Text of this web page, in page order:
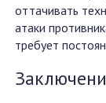
оттачивать
атаки
требует